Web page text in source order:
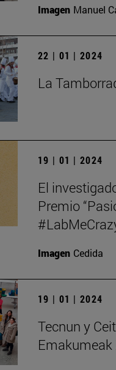
Imagen Manuel
22 | 01 | 2024
La
19 | 01 | 2024
El
Premio
Imagen Cedida
19 | 01 | 2024
Tecnun y